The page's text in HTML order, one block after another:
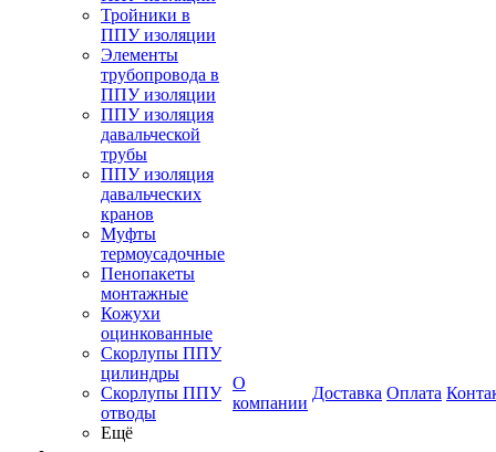
Тройники в
ППУ изоляции
Элементы
трубопровода в
ППУ изоляции
ППУ изоляция
давальческой
трубы
ППУ изоляция
давальческих
кранов
Муфты
термоусадочные
Пенопакеты
монтажные
Кожухи
оцинкованные
Скорлупы ППУ
цилиндры
Скорлупы ППУ
отводы
Ещё
О
компании
Доставка Оплата